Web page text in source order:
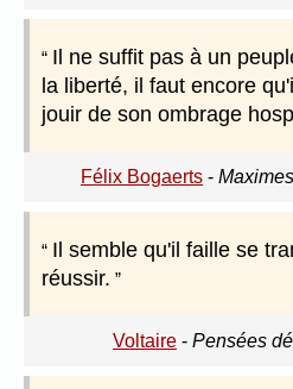
Il ne suffit pas à un
la liberté, il faut encore
jouir de son ombrage
Félix Bogaerts -
Il semble qu'il faille se
réussir.
Voltaire - Pensées